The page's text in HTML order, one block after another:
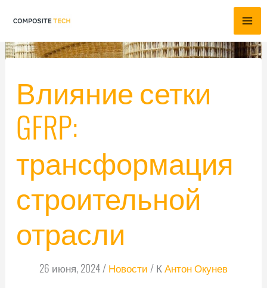
Перейти
содержимому
Влияние сетки
GFRP:
трансформация
строительной
отрасли
26 июня, 2024/Новости/ КАнтон Окунев